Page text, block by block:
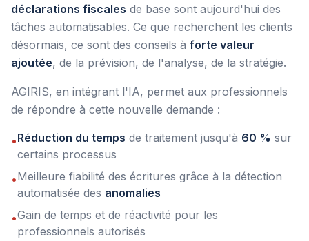
déclarations fiscales de base sont aujourd'hui des
tâches automatisables. Ce que recherchent les clients
désormais, ce sont des conseils à forte valeur
ajoutée, de la prévision, de l'analyse, de la stratégie.
AGIRIS, en intégrant l'IA, permet aux professionnels
de répondre à cette nouvelle demande :
•Réduction du temps de traitement jusqu'à 60 % sur
certains processus
•Meilleure fiabilité des écritures grâce à la détection
automatisée des anomalies
•Gain de temps et de réactivité pour les
professionnels autorisés